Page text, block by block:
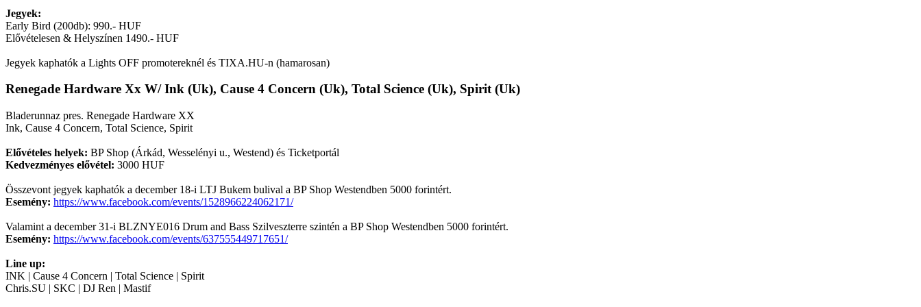
Jegyek:
Early Bird (200db): 990.- HUF
Elővételesen & Helyszínen 1490.- HUF
Jegyek kaphatók a Lights OFF promotereknél és TIXA.HU-n (hamarosan)
Renegade Hardware Xx W/ Ink (Uk), Cause 4 Concern (Uk), Total Science (Uk), Spirit (Uk)
Bladerunnaz pres. Renegade Hardware XX
Ink, Cause 4 Concern, Total Science, Spirit
Elővételes helyek: BP Shop (Árkád, Wesselényi u., Westend) és Ticketportál
Kedvezményes elővétel: 3000 HUF
Összevont jegyek kaphatók a december 18-i LTJ Bukem bulival a BP Shop Westendben 5000 forintért.
Esemény: https://www.facebook.com/events/1528966224062171/
Valamint a december 31-i BLZNYE016 Drum and Bass Szilveszterre szintén a BP Shop Westendben 5000 forintért.
Esemény: https://www.facebook.com/events/637555449717651/
Line up:
INK | Cause 4 Concern | Total Science | Spirit
Chris.SU | SKC | DJ Ren | Mastif